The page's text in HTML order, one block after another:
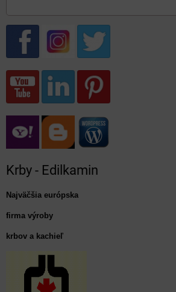
Krby - Edilkamin
Najväčšia európska
firma výroby
krbov a kachieľ